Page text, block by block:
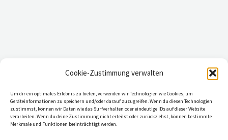
Cookie-Zustimmung verwalten
Um dir ein optimales Erlebnis zu bieten, verwenden wir Technologien wie Cookies, um
Geräteinformationen zu speichern und/oder darauf zuzugreifen. Wenn du diesen Technologien
zustimmst, können wir Daten wie das Surfverhalten oder eindeutige IDs auf dieser Website
verarbeiten. Wenn du deine Zustimmung nicht erteilst oder zurückziehst, können bestimmte
Merkmale und Funktionen beeinträchtigt werden.
Impressum
Cookie-Richtlinie (EU)
Datenschutzerklärung